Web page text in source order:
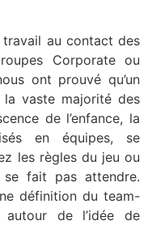
travail au contact des
Corporate ou
ont prouvé qu’un
vaste majorité des
de l’enfance, la
en équipes, se
les règles du jeu ou
fait pas attendre.
définition du team-
de l’idée de